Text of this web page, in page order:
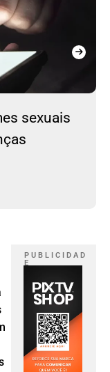
sexuais
P U B L I C I D A D
E